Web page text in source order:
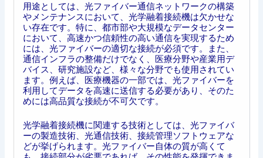
用途としては、光ファイバー通信ネットワークの構築
やメンテナンスにおいて、光学融着接続機は欠かせな
い存在です。特に、都市部や大規模なデータセンター
において、高速かつ信頼性の高い通信を実現するため
には、光ファイバーの適切な接続が必須です。また、
通信インフラの整備だけでなく、医療分野や産業用デ
バイス、研究施設など、様々な分野でも使用されてい
ます。例えば、医療機器の一部では、光ファイバーを
利用してデータを高速に送信する必要があり、そのた
めには高品質な接続が不可欠です。
光学融着接続機に関連する技術としては、光ファイバ
ーの製造技術、光通信技術、接続管理ソフトウェアな
どが挙げられます。光ファイバー自体の質が高くて